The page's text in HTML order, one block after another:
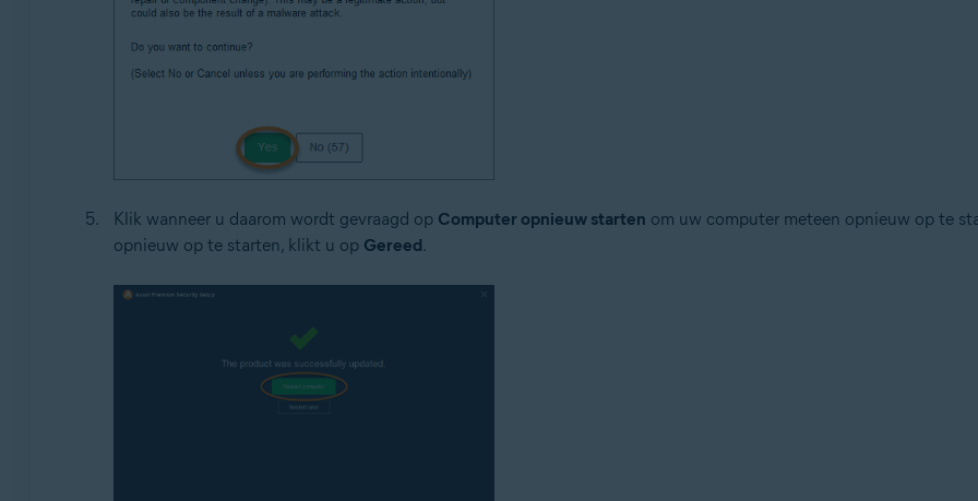
Klik wanneer u daarom wordt gevraagd op Computer opnieuw starten om uw computer meteen opnieuw op te
opnieuw op te starten, klikt u op Gereed.